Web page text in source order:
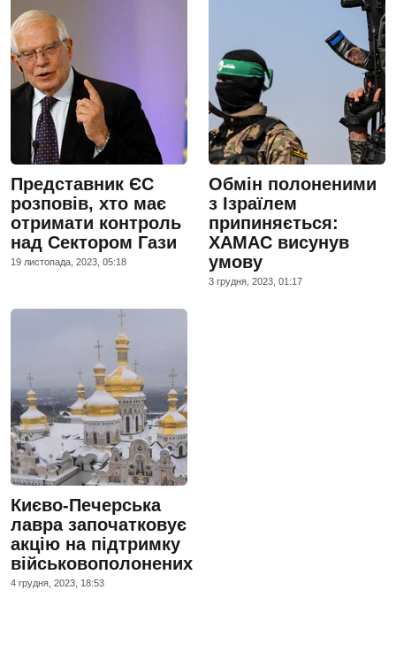
Представник ЄС
розповів, хто має
отримати контроль
над Сектором Гази
19 листопада, 2023, 05:18
Обмін полоненими
з Ізраїлем
припиняється:
ХАМАС висунув
умову
3 грудня, 2023, 01:17
Києво-Печерська
лавра започатковує
акцію на підтримку
військовополонених
4 грудня, 2023, 18:53